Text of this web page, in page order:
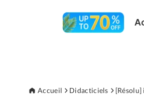
Accueil Didacticiels